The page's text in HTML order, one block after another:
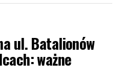
ul. Batalionów
ważne